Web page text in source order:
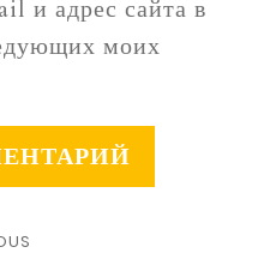
и адрес сайта в
моих